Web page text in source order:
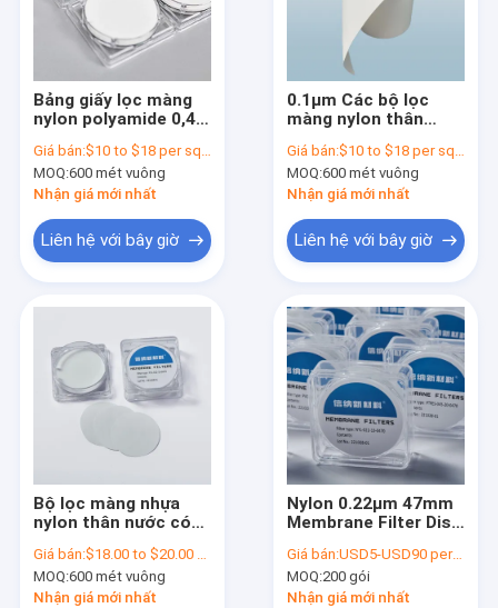
Bảng giấy lọc màng
nylon polyamide 0,45
lọc chân không
Giá bán:$10 to $18 per square meter
MOQ:600 mét vuông
Nhận giá mới nhất
Liên hệ với bây giờ
0.1μm Các bộ lọc
màng nylon thân
Kháng nhiệt cao
Giá bán:$10 to $18 per square meter
MOQ:600 mét vuông
Nhận giá mới nhất
Liên hệ với bây giờ
Bộ lọc màng nhựa
nylon thân nước có
thấp màng liên kết
protein cao
Giá bán:$18.00 to $20.00 per square meter
MOQ:600 mét vuông
Nhận giá mới nhất
Nylon 0.22μm 47mm
Membrane Filter Disc
Chromatography
Chuẩn bị mẫu
Giá bán:USD5-USD90 per pack
MOQ:200 gói
Nhận giá mới nhất